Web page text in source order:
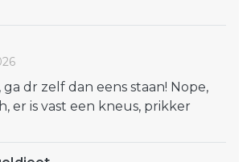
dr zelf dan eens staan! Nope,
er is vast een kneus, prikker